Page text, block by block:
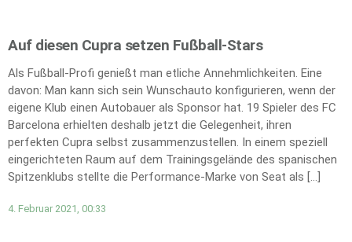
Auf diesen Cupra setzen Fußball-Stars
Als Fußball-Profi genießt man etliche Annehmlichkeiten. Eine
davon: Man kann sich sein Wunschauto konfigurieren, wenn der
eigene Klub einen Autobauer als Sponsor hat. 19 Spieler des FC
Barcelona erhielten deshalb jetzt die Gelegenheit, ihren
perfekten Cupra selbst zusammenzustellen. In einem speziell
eingerichteten Raum auf dem Trainingsgelände des spanischen
Spitzenklubs stellte die Performance-Marke von Seat als […]
4. Februar 2021, 00:33